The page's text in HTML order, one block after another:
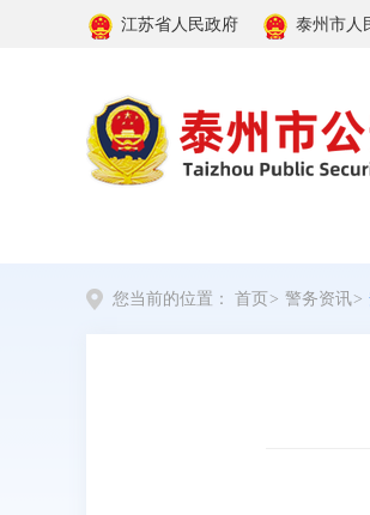
江苏省人民政府 泰州市人
您当前的位置： 首页 > 警务资讯>